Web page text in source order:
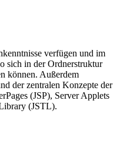
verfügen und im
sich in der Ordnerstruktur
können. Außerdem
der zentralen Konzepte der
(JSP), Server Applets
(JSTL).